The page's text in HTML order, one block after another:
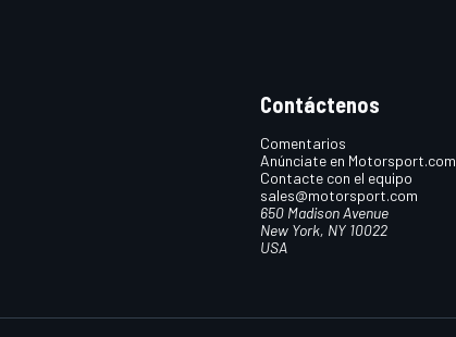
Contáctenos
Comentarios
Anúnciate en Motorsport.com
Contacte con el equipo
sales@motorsport.com
650 Madison Avenue
New York, NY 10022
USA